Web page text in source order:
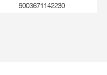
9003671142230